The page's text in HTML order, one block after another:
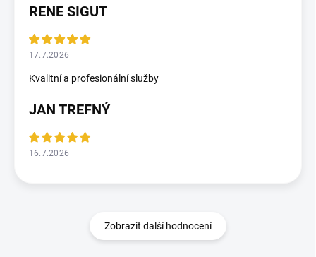
RENE SIGUT
17.7.2026
Kvalitní a profesionální služby
JAN TREFNÝ
16.7.2026
Zobrazit další hodnocení